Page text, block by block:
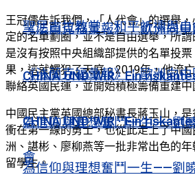
《法蘭克福彙報》：歐洲向
CHINA UND WIR · Ein
為信仰與理想奮鬥一生——劉
會
聖尼古拉教堂：和平祈禱與
《法蘭克福彙報》：歐洲向
CHINA UND WIR · Ein
為信仰與理想奮鬥一生——劉
王冠儒告訴我們，「人代會」的選舉
定的名單劃圈，並不是自由選舉，所
是沒有按照中央組織部提供的名單投
果，這就觸犯了天庭。2019年，他流
聯絡英國民運，並開始積極籌備重建中
中國民主黨英國總部秘書長蔣玉山，
衝在第一線的勇士，也從此走上了中
洲、諶彬、廖柳燕等一批非常出色的
留學生。